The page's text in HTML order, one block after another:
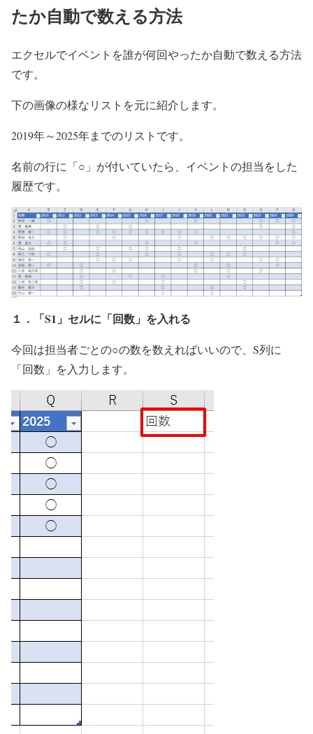
たか自動で数える方法
エクセルでイベントを誰が何回やったか自動で数える方法
です。
下の画像の様なリストを元に紹介します。
2019年～2025年までのリストです。
名前の行に「○」が付いていたら、イベントの担当をした
履歴です。
１．「S1」セルに「回数」を入れる
今回は担当者ごとの○の数を数えればいいので、S列に
「回数」を入力します。